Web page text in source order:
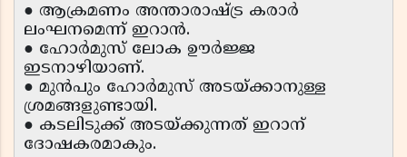
● ആക്രമണം അന്താരാഷ്ട്ര കരാർ
ലംഘനമെന്ന് ഇറാൻ.
● ഹോർമുസ് ലോക ഊർജ്ജ
ഇടനാഴിയാണ്.
● മുൻപും ഹോർമുസ് അടയ്ക്കാനുള്ള
ശ്രമങ്ങളുണ്ടായി.
● കടലിടുക്ക് അടയ്ക്കുന്നത് ഇറാന്
ദോഷകരമാകും.